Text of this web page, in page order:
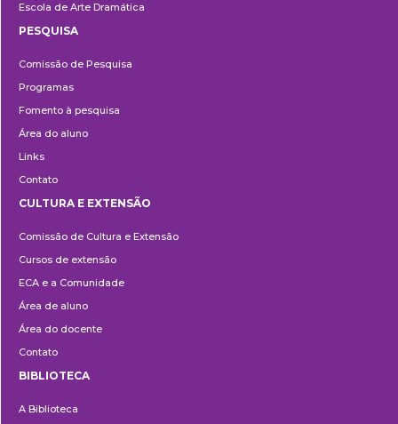
Escola de Arte Dramática
PESQUISA
Comissão de Pesquisa
Programas
Fomento à pesquisa
Área do aluno
Links
Contato
e
Extensão
CULTURA E EXTENSÃO
Comissão de Cultura e Extensão
Cursos de extensão
ECA e a Comunidade
Área de aluno
Área do docente
Contato
BIBLIOTECA
A Biblioteca